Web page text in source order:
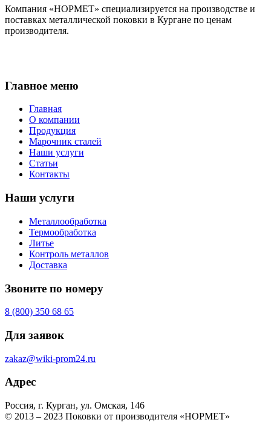
Компания «НОРМЕТ» специализируется на производстве и
поставках металлической поковки в Кургане по ценам
производителя.
Главное меню
Главная
О компании
Продукция
Марочник сталей
Наши услуги
Статьи
Контакты
Наши услуги
Металлообработка
Термообработка
Литье
Контроль металлов
Доставка
Звоните по номеру
8 (800) 350 68 65
Для заявок
zakaz@wiki-prom24.ru
Адрес
Россия, г. Курган, ул. Омская, 146
© 2013 – 2023 Поковки от производителя «НОРМЕТ»